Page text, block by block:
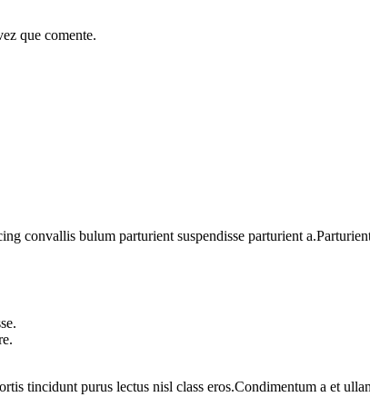
que comente.
convallis bulum parturient suspendisse parturient
tincidunt purus lectus nisl class eros.Condimentum a et